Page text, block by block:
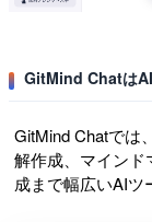
GitMind ChatはAI
GitMind Chatでは
解作成、マインド
成まで幅広いAIツ